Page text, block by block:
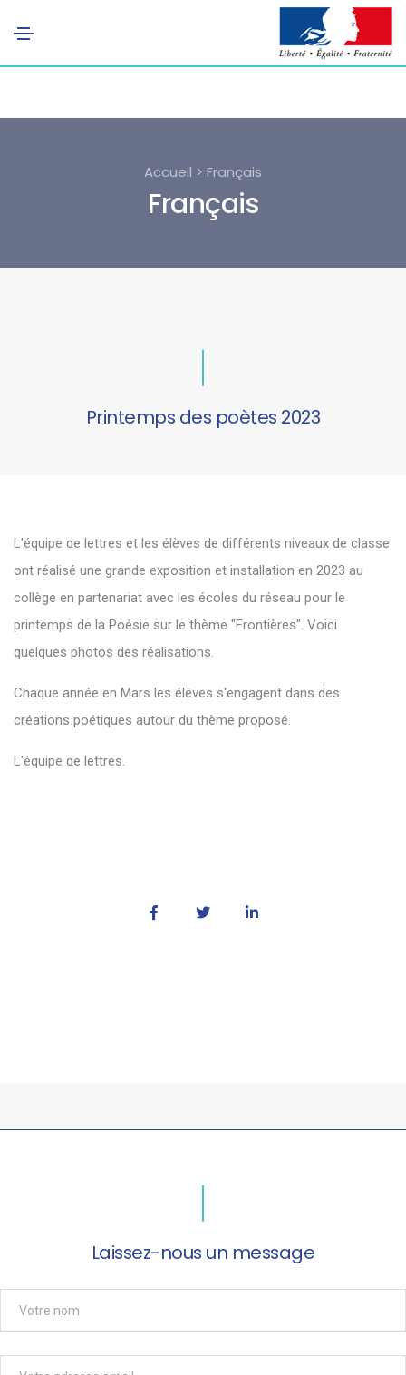
Accueil > Français
Français
Printemps des poètes 2023
L'équipe de lettres et les élèves de différents niveaux de classe
ont réalisé une grande exposition et installation en 2023 au
collège en partenariat avec les écoles du réseau pour le
printemps de la Poésie sur le thème "Frontières". Voici
quelques photos des réalisations.
Chaque année en Mars les élèves s'engagent dans des
créations poétiques autour du thème proposé.
L'équipe de lettres.
Laissez-nous un message